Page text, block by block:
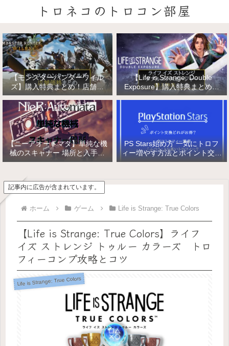
トロネコのトロコン部屋
【モンスターハンターワイル
ズ】購入特典まとめ！店舗特
典・店舗価格比較！
【Life is Strange: Double
Exposure】購入特典まとめ！
店舗特典・店舗価格比較！ライ
スポージャー
【ニーアオートマタ】単純な機
械のスキャナー 場所と入手方
法/複雑な機械と精巧な機械の
PS Stars始め方 一気にトロフ
ィー増やす方法とポイント交換
【PlayStation Stars】
記事内に広告が含まれています。
ホーム ゲーム Life is Strange: True Colors
【Life is Strange: True Colors】ライフ
イズ ストレンジ トゥルー カラーズ トロ
フィーコンプ攻略とコツ
Life is Strange: True Colors